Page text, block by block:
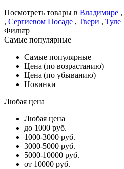
Посмотреть товары в Владимире ,
, Сергиевом Посаде , Твери , Туле
Фильтр
Самые популярные
Самые популярные
Цена (по возрастанию)
Цена (по убыванию)
Новинки
Любая цена
Любая цена
до 1000 руб.
1000-3000 руб.
3000-5000 руб.
5000-10000 руб.
от 10000 руб.